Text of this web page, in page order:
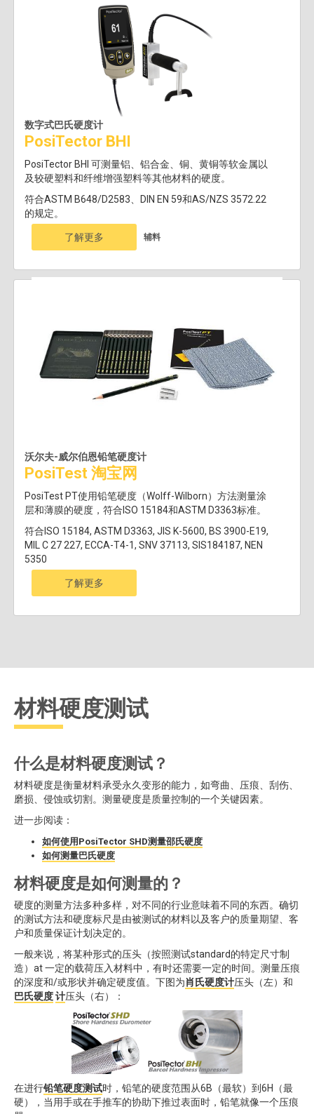
数字式巴氏硬度计
PosiTector BHI
PosiTector BHI 可测量铝、铝合金、铜、黄铜等软金属以
及较硬塑料和纤维增强塑料等其他材料的硬度。
符合ASTM B648/D2583、DIN EN 59和AS/NZS 3572.22
的规定。
了解更多 辅料
沃尔夫-威尔伯恩铅笔硬度计
PosiTest 淘宝网
PosiTest PT使用铅笔硬度（Wolff-Wilborn）方法测量涂
层和薄膜的硬度，符合ISO 15184和ASTM D3363标准。
符合ISO 15184, ASTM D3363, JIS K-5600, BS 3900-E19,
MIL C 27 227, ECCA-T4-1, SNV 37113, SIS184187, NEN
5350
了解更多
材料硬度测试
什么是材料硬度测试？
材料硬度是衡量材料承受永久变形的能力，如弯曲、压痕、刮伤、
磨损、侵蚀或切割。测量硬度是质量控制的一个关键因素。
进一步阅读：
如何使用PosiTector SHD测量邵氏硬度
如何测量巴氏硬度
材料硬度是如何测量的？
硬度的测量方法多种多样，对不同的行业意味着不同的东西。确切
的测试方法和硬度标尺是由被测试的材料以及客户的质量期望、客
户和质量保证计划决定的。
一般来说，将某种形式的压头（按照测试standard的特定尺寸制
造）at 一定的载荷压入材料中，有时还需要一定的时间。测量压痕
的深度和/或形状并确定硬度值。下图为肖氏硬度计压头（左）和
巴氏硬度计压头（右）：
在进行铅笔硬度测试时，铅笔的硬度范围从6B（最软）到6H（最
硬），当用手或在手推车的协助下推过表面时，铅笔就像一个压痕